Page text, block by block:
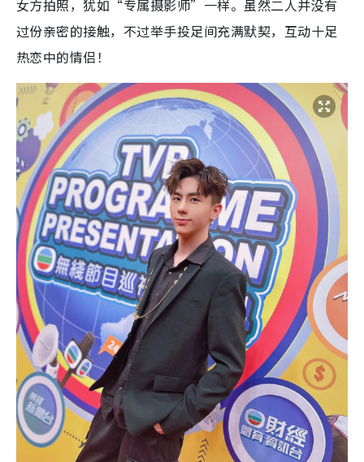
女方拍照，犹如“专属摄影师”一样。虽然二人并没有
过份亲密的接触，不过举手投足间充满默契，互动十足
热恋中的情侣！